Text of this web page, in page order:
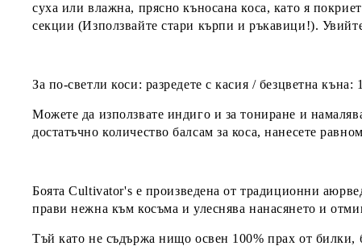
суха или влажна, прясно къносана коса, като я
секции (Използвайте стари кърпи и ръкавици!).
За по-светли коси: разредете с касия / безцветна
Можете да използвате индиго и затониране и
достатъчно количество балсам за коса, нанесете
Боята Cultivator's e произведена от традиционни
прави нежна към косъма и улеснява нанасянето и
Тъй като не съдържа нищо освен 100% прах от билки,